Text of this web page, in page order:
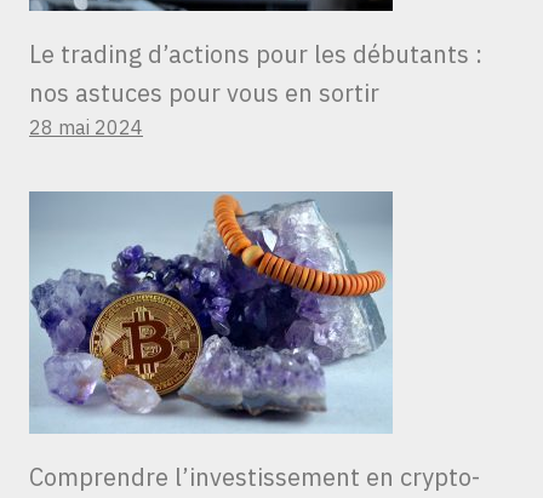
Le trading d’actions pour les débutants :
nos astuces pour vous en sortir
28 mai 2024
Comprendre l’investissement en crypto-